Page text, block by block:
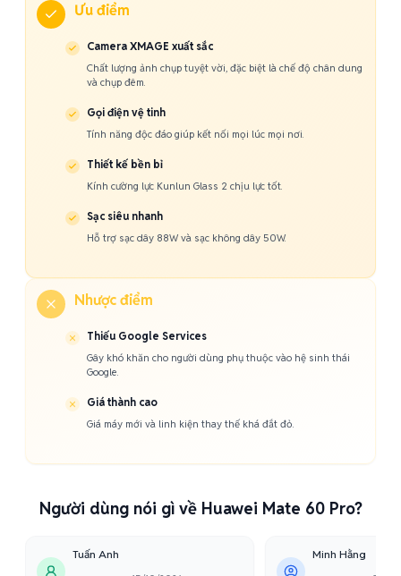
Ưu điểm
Camera XMAGE xuất sắc
Chất lượng ảnh chụp tuyệt vời, đặc biệt là chế độ chân dung
và chụp đêm.
Gọi điện vệ tinh
Tính năng độc đáo giúp kết nối mọi lúc mọi nơi.
Thiết kế bền bỉ
Kính cường lực Kunlun Glass 2 chịu lực tốt.
Sạc siêu nhanh
Hỗ trợ sạc dây 88W và sạc không dây 50W.
Nhược điểm
Thiếu Google Services
Gây khó khăn cho người dùng phụ thuộc vào hệ sinh thái
Google.
Giá thành cao
Giá máy mới và linh kiện thay thế khá đắt đỏ.
Người dùng nói gì về Huawei Mate 60 Pro?
Tuấn Anh Minh Hằng